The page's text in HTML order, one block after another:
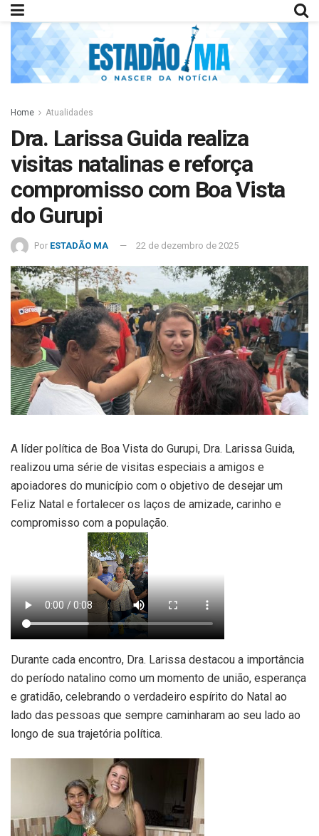
Home Atualidades
Dra. Larissa Guida realiza
visitas natalinas e reforça
compromisso com Boa Vista
do Gurupi
Por ESTADÃO MA 22 de dezembro de 2025
A líder política de Boa Vista do Gurupi, Dra. Larissa Guida,
realizou uma série de visitas especiais a amigos e
apoiadores do município com o objetivo de desejar um
Feliz Natal e fortalecer os laços de amizade, carinho e
compromisso com a população.
Durante cada encontro, Dra. Larissa destacou a importância
do período natalino como um momento de união, esperança
e gratidão, celebrando o verdadeiro espírito do Natal ao
lado das pessoas que sempre caminharam ao seu lado ao
longo de sua trajetória política.